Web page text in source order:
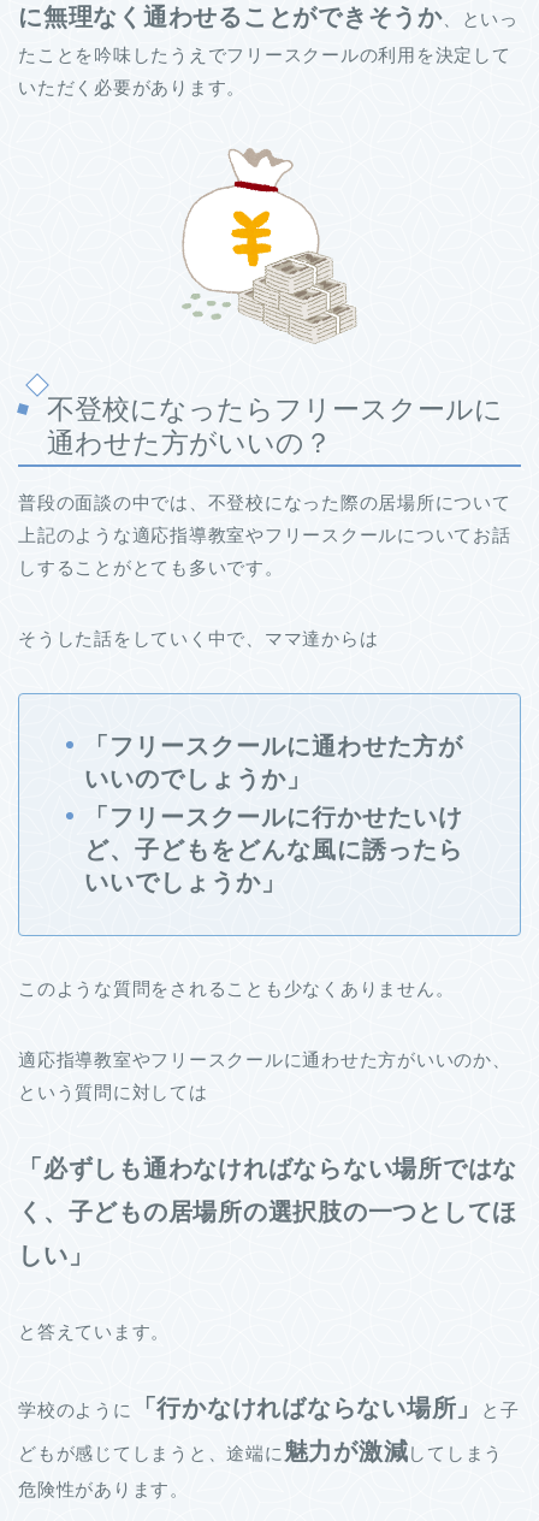
に無理なく通わせることができそうか、といっ
たことを吟味したうえでフリースクールの利用を決定して
いただく必要があります。
不登校になったらフリースクールに
通わせた方がいいの？
普段の面談の中では、不登校になった際の居場所について
上記のような適応指導教室やフリースクールについてお話
しすることがとても多いです。
そうした話をしていく中で、ママ達からは
「フリースクールに通わせた方が
いいのでしょうか」
「フリースクールに行かせたいけ
ど、子どもをどんな風に誘ったら
いいでしょうか」
このような質問をされることも少なくありません。
適応指導教室やフリースクールに通わせた方がいいのか、
という質問に対しては
「必ずしも通わなければならない場所ではな
く、子どもの居場所の選択肢の一つとしてほ
しい」
と答えています。
学校のように 「行かなければならない場所」 と子
どもが感じてしまうと、途端に 魅力が激減してしまう
危険性があります。